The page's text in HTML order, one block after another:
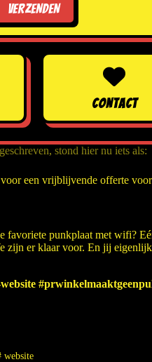
VERZENDEN
CONTACT
stond hier nu iets als:
een vrijblijvende offerte
favoriete punkplaat met wifi?
zijn er klaar voor. En jij
website